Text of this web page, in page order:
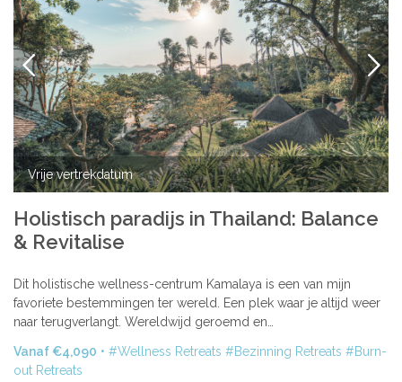
VORIGE
Vrije vertrekdatum
Holistisch paradijs in Thailand: Balance
& Revitalise
Dit holistische wellness-centrum Kamalaya is een van mijn
favoriete bestemmingen ter wereld. Een plek waar je altijd weer
naar terugverlangt. Wereldwijd geroemd en…
Vanaf €4,090 Wellness Retreats Bezinning Retreats
Burn-
out Retreats